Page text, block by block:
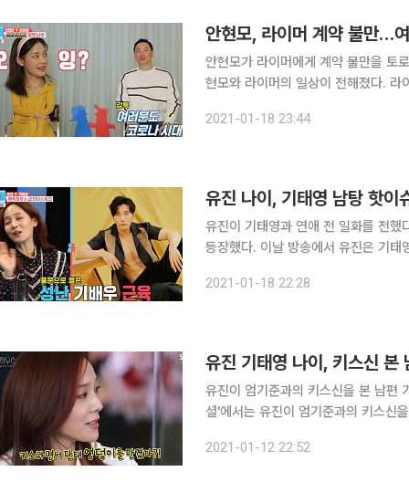
안현모, 라이머 계약 불만…
안현모가 라이머에게 계약 불만을 토로한 것이 화제 됐다. 18일
현모와 라이머의 일상이 전해졌다. 라이머는
나오지 않는다"라며 "모르는 사람들
2021-01-18 23:44
유진 나이, 기태영 남탕 핫이
유진이 기태영과 연애 전 일화를 전했다. 18일 방송된 SBS '동상이몽2'에서는 유진이 스페
등장했다. 이날 방송에서 유진은 기태영과 연애 전 찜질방을 갔던 일화를 전했다. 유진은 "사귀기 전
2021-01-18 22:28
유진이 엄기준과의 키스신을 본 남편 기태영의 반응을 전
셜'에서는 유진이 엄기준과의 키스신을 언급했다. 이날 방송에서 유진은 "남
같다"라고 말했다. 또 "남편
2021-01-12 22:52